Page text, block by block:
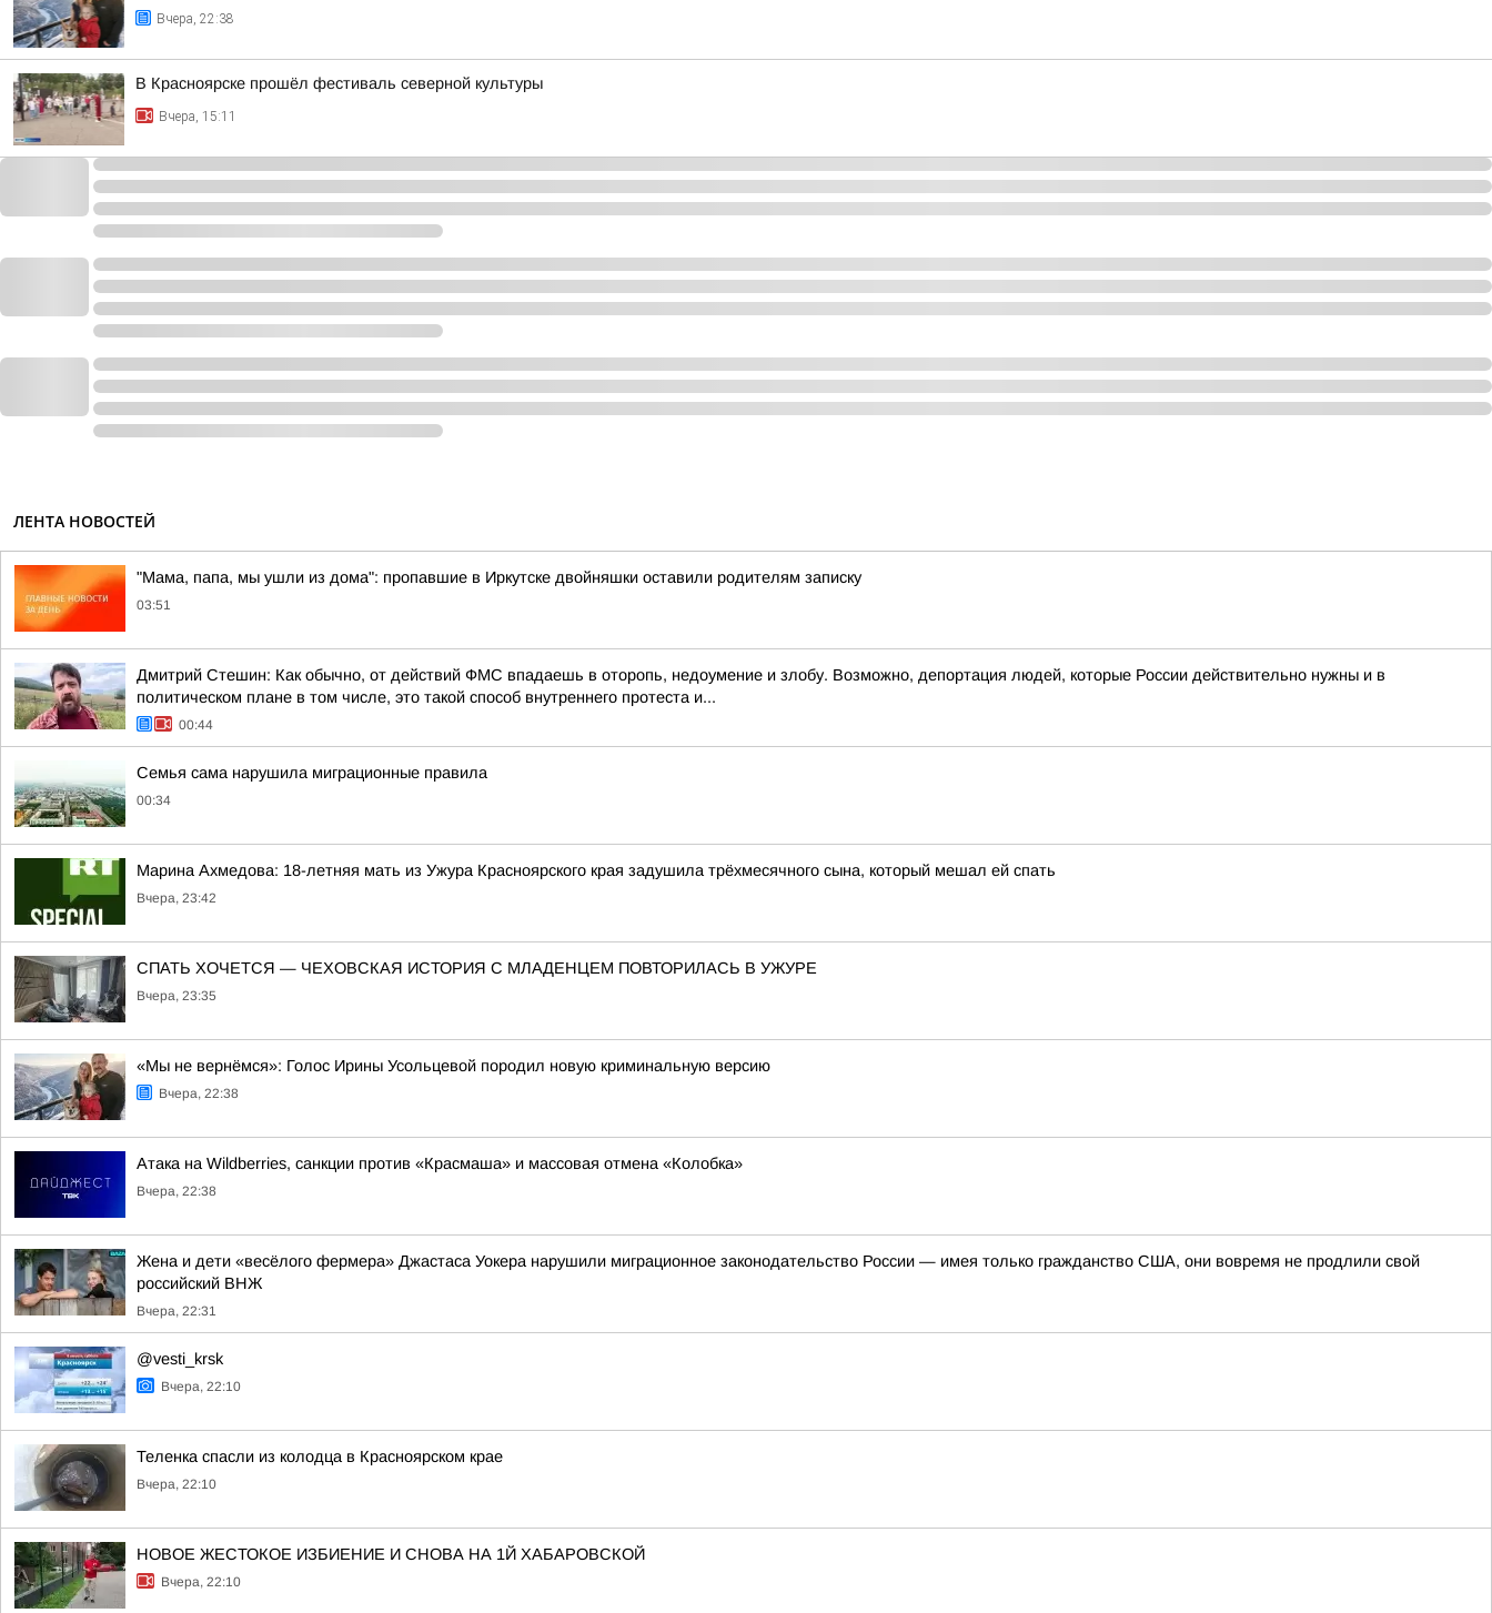
Вчера, 22:38
В Красноярске прошёл фестиваль северной культуры
Вчера, 15:11
ЛЕНТА НОВОСТЕЙ
"Мама, папа, мы ушли из дома": пропавшие в Иркутске двойняшки оставили родителям записку
03:51
Дмитрий Стешин: Как обычно, от действий ФМС впадаешь в оторопь, недоумение и злобу. Возможно, депортация людей, которые России действительно нужны и в
политическом плане в том числе, это такой способ внутреннего протеста и...
00:44
Семья сама нарушила миграционные правила
00:34
Марина Ахмедова: 18-летняя мать из Ужура Красноярского края задушила трёхмесячного сына, который мешал ей спать
Вчера, 23:42
СПАТЬ ХОЧЕТСЯ — ЧЕХОВСКАЯ ИСТОРИЯ С МЛАДЕНЦЕМ ПОВТОРИЛАСЬ В УЖУРЕ
Вчера, 23:35
«Мы не вернёмся»: Голос Ирины Усольцевой породил новую криминальную версию
Вчера, 22:38
Атака на Wildberries, санкции против «Красмаша» и массовая отмена «Колобка»
Вчера, 22:38
Жена и дети «весёлого фермера» Джастаса Уокера нарушили миграционное законодательство России — имея только гражданство США, они вовремя не продлили свой
российский ВНЖ
Вчера, 22:31
@vesti_krsk
Вчера, 22:10
Теленка спасли из колодца в Красноярском крае
Вчера, 22:10
НОВОЕ ЖЕСТОКОЕ ИЗБИЕНИЕ И СНОВА НА 1Й ХАБАРОВСКОЙ
Вчера, 22:10